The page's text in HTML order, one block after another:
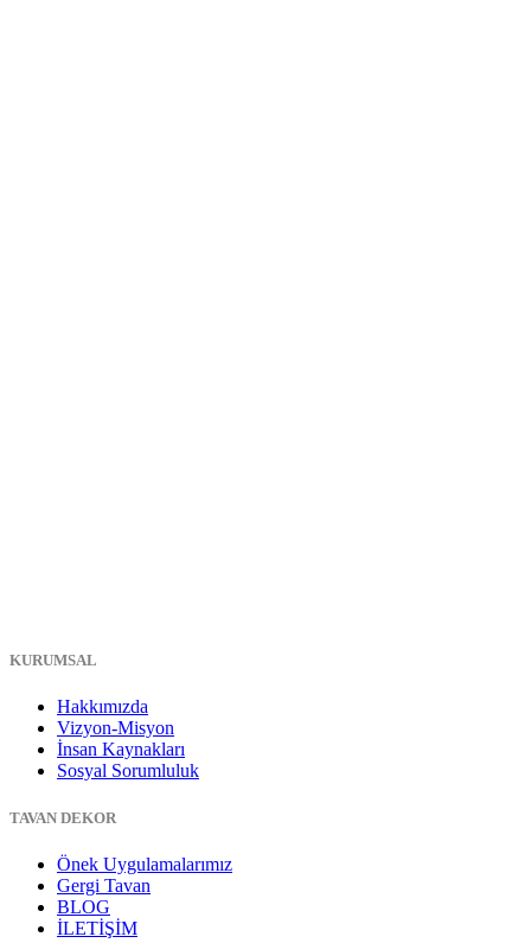
KURUMSAL
Hakkımızda
Vizyon-Misyon
İnsan Kaynakları
Sosyal Sorumluluk
TAVAN DEKOR
Önek Uygulamalarımız
Gergi Tavan
BLOG
İLETİŞİM